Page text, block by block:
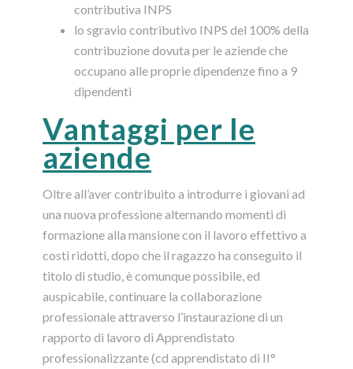
contributiva INPS
lo sgravio contributivo INPS del 100% della
contribuzione dovuta per le aziende che
occupano alle proprie dipendenze fino a 9
dipendenti
Vantaggi per le
aziende
Oltre all’aver contribuito a introdurre i giovani ad
una nuova professione alternando momenti di
formazione alla mansione con il lavoro effettivo a
costi ridotti, dopo che il ragazzo ha conseguito il
titolo di studio, è comunque possibile, ed
auspicabile, continuare la collaborazione
professionale attraverso l’instaurazione di un
rapporto di lavoro di Apprendistato
professionalizzante (cd apprendistato di II°